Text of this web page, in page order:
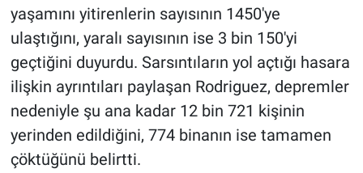
yaşamını yitirenlerin sayısının 1450'ye
ulaştığını, yaralı sayısının ise 3 bin 150'yi
geçtiğini duyurdu. Sarsıntıların yol açtığı hasara
ilişkin ayrıntıları paylaşan Rodriguez, depremler
nedeniyle şu ana kadar 12 bin 721 kişinin
yerinden edildiğini, 774 binanın ise tamamen
çöktüğünü belirtti.
Kimdir
Koronavirüs
Kültür Sanat
Ne demişti